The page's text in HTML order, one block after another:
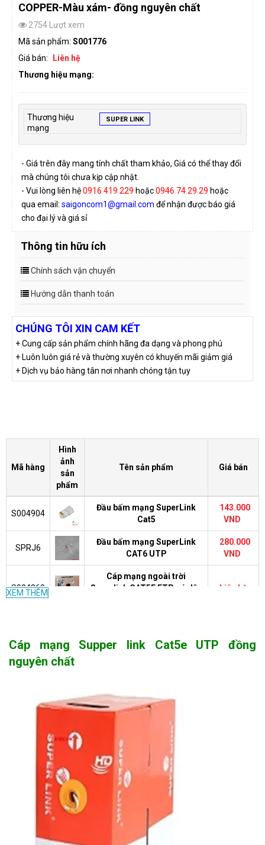
COPPER-Màu xám- đồng nguyên chất
2754 Lượt xem
Mã sản phẩm: S001776
Giá bán:
Liên hệ
Thương hiệu mạng:
Thương hiệu
mạng
SUPER LINK
- Giá trên đây mang tính chất tham khảo, Giá có thể thay đổi
mà chúng tôi chưa kịp cập nhật.
- Vui lòng liên hệ0916 419 229 hoặc0946 74 29 29 hoặc
qua email: saigoncom1@gmail.com để nhận được báo giá
cho đại lý và giá sỉ
Thông tin hữu ích
Chính sách vận chuyển
Hướng dẫn thanh toán
CHÚNG TÔI XIN CAM KẾT
+ Cung cấp sản phẩm chính hãng đa dạng và phong phú
+ Luôn luôn giá rẻ và thường xuyên có khuyến mãi giảm giá
+ Dịch vụ bảo hàng tân nơi nhanh chóng tận tụy
Mã hàng
Hình
ảnh
sản
phẩm
Tên sản phẩm Giá bán
S004904
Đầu bấm mạng SuperLink
Cat5
143.000
VND
SPRJ6
Đầu bấm mạng SuperLink
CAT6 UTP
280.000
VND
S004860
Cáp mạng ngoài trời
Superlink CAT5E FTP có dây
Liên hệ
S001780
Cáp đồng trục RG59+2C có 2
lớp chống nhiễu- có kèm dây
Cáp đồng trục RG6 có 2 lớp
chống nhiễu
S001777
Dây cáp mạng Super Link
Cat6A UTP Copper- màu
xanh dương - đồng nguyên
chất
XEM THÊM
Cáp mạng Supper link Cat5e UTP đồng
nguyên chất